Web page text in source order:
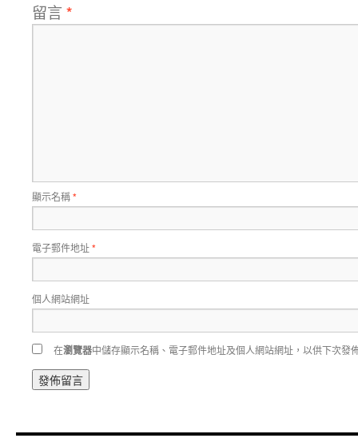
留言 *
顯示名稱*
電子郵件地址*
個人網站網址
在瀏覽器中儲存顯示名稱、電子郵件地址及個人網站網址，以供下次發